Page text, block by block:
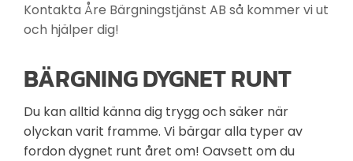
Kontakta Åre Bärgningstjänst AB så kommer vi ut
och hjälper dig!
BÄRGNING DYGNET RUNT
Du kan alltid känna dig trygg och säker när
olyckan varit framme. Vi bärgar alla typer av
fordon dygnet runt året om! Oavsett om du